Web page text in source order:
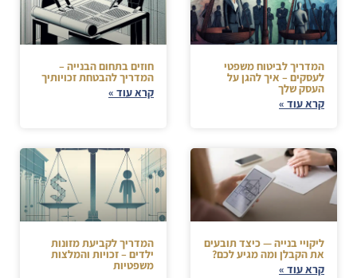
המדריך לביטוח משפטי
לעסקים – איך להגן על
העסק שלך
קרא עוד »
חוזים בתחום הבנייה –
המדריך להבטחת זכויותיך
קרא עוד »
ליקויי בנייה — כיצד תובעים
את הקבלן ומה מגיע לכם?
קרא עוד »
המדריך לקביעת מזונות
ילדים – זכויות והמלצות
משפטיות